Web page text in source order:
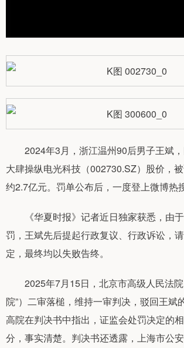
2024年3月，浙江温州90后男子王斌，
大肆操纵电光科技（002730.SZ）股价，
约2.7亿元。罚单公布后，一度登上微博热搜
《华夏时报》记者近日独家获悉，由
罚，王斌先后提起行政复议、行政诉讼，
定，最终均以失败告终。
2025年7月15日，北京市高级人民法院
院”）二审落槌，维持一审判决，驳回王斌
高院在判决书中指出，证监会处罚决定的
分，事实清楚。判决书还透露，上海市公